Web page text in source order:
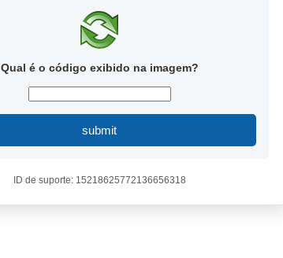
Qual é o código exibido na imagem?
submit
ID de suporte: 15218625772136656318